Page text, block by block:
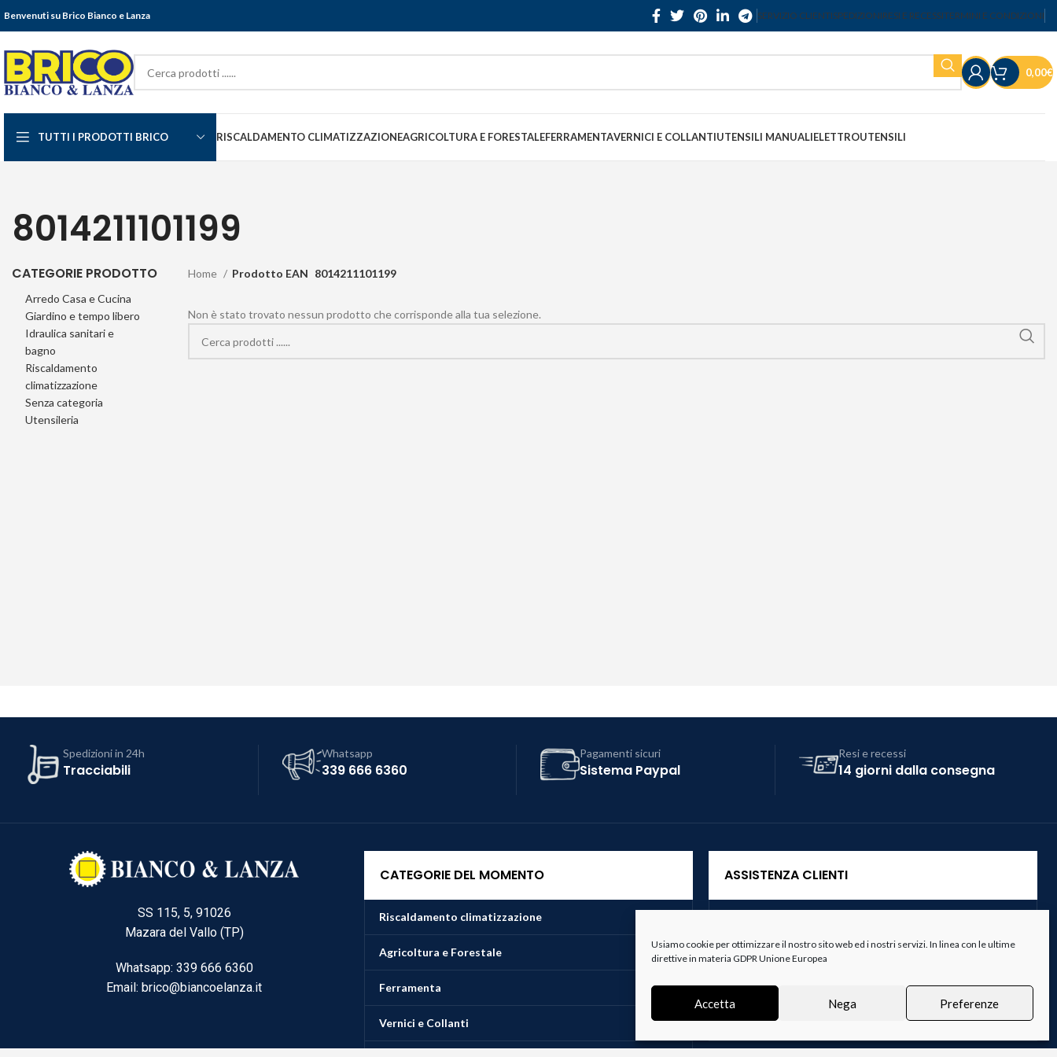
Usiamo cookie per ottimizzare il nostro sito web ed i nostri servizi. In linea con le ultime
direttive in materia GDPR Unione Europea
Accetta Nega Preferenze
Benvenuti su Brico Bianco e Lanza SERVIZIO CLIENTISPEDIZIONIRESI E RECESSITERMINI E CONDIZIONI
0,00€
TUTTI I PRODOTTI BRICO RISCALDAMENTO CLIMATIZZAZIONEAGRICOLTURA E FORESTALEFERRAMENTAVERNICI E COLLANTIUTENSILI MANUALIELETTROUTENSILI
8014211101199
CATEGORIE PRODOTTO
Arredo Casa e Cucina
Giardino e tempo libero
Idraulica sanitari e
bagno
Riscaldamento
climatizzazione
Senza categoria
Utensileria
Home Prodotto EAN 8014211101199
Non è stato trovato nessun prodotto che corrisponde alla tua selezione.
Spedizioni in 24h
Tracciabili
Whatsapp
339 666 6360
Pagamenti sicuri
Sistema Paypal
Resi e recessi
14 giorni dalla consegna
SS 115, 5, 91026
Mazara del Vallo (TP)
Whatsapp: 339 666 6360
Email: brico@biancoelanza.it
CATEGORIE DEL MOMENTO
Riscaldamento climatizzazione
Agricoltura e Forestale
Ferramenta
Vernici e Collanti
ASSISTENZA CLIENTI
Spedizioni
Resi e Recessi
Termini e Condizioni